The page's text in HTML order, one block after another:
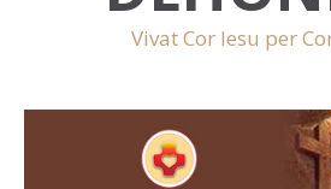
Vivat Cor Iesu per